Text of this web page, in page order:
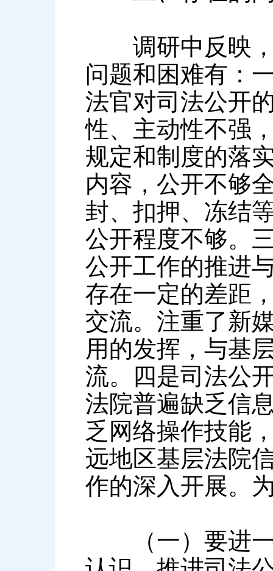
调研中反映，
问题和困难有：
法官对司法公开
性、主动性不强
规定和制度的落
内容，公开不够
封、扣押、冻结
公开程度不够。
公开工作的推进
存在一定的差距
交流。注重了新
用的发挥，与基
流。四是司法公
法院普遍缺乏信
乏网络操作技能
远地区基层法院
作的深入开展。
（一）要进一